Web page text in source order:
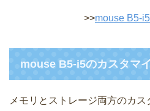
>>mouse B5-
mouse B5-i5のカスタマ
メモリとストレージ両方のカ